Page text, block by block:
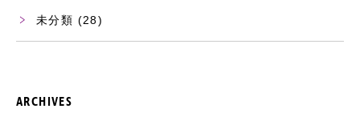
未分類 (28)
ARCHIVES